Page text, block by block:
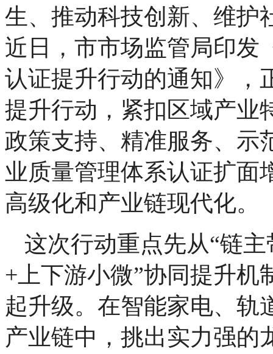
生、推动科技创新、维护
近日，市市场监管局印发
认证提升行动的通知》，
提升行动，紧扣区域产业
政策支持、精准服务、示
业质量管理体系认证扩面
高级化和产业链现代化。
这次行动重点先从“链
+上下游小微”协同提升机
起升级。在智能家电、轨
产业链中，挑出实力强的